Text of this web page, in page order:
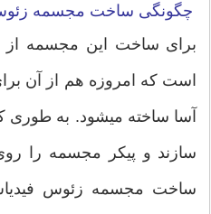
چگونگی ساخت مجسمه
برای ساخت این مجسمه از
است که امروزه هم از آن
آسا ساخته میشود. به
سازند و پیکر مجسمه را
ساخت مجسمه زئوس